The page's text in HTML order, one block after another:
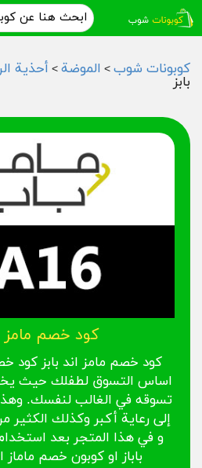
كوبونات شوب > الموضة > أحذية
بابز
كود خصم مامز
كود خصم مامز اند بابز كود
اساس التسوق لطفلك حيث
تسوقه في الغالب لنفسك.
إلى رعاية أكبر وكذلك الكثير
و في هذا المتجر بعد
باباز او كوبون خصم ماماز